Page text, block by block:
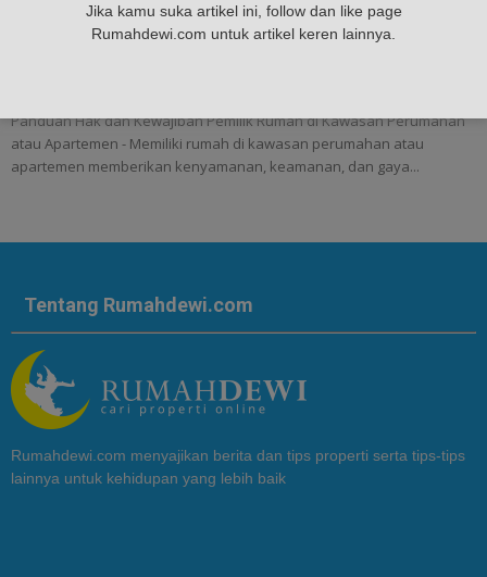
Panduan Hak dan Kewajiban Pemilik Rumah
Panduan Hak dan Kewajiban Pemilik Rumah di Kawasan Perumahan
atau Apartemen - Memiliki rumah di kawasan perumahan atau
apartemen memberikan kenyamanan, keamanan, dan gaya...
Tentang Rumahdewi.com
Rumahdewi.com menyajikan berita dan tips properti serta tips-tips
lainnya untuk kehidupan yang lebih baik
Jika kamu suka artikel ini, follow dan like page
Rumahdewi.com untuk artikel keren lainnya.